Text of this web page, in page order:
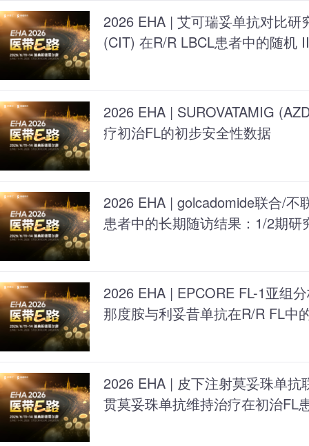
2026 EHA | 艾可瑞妥单抗对比研
(CIT) 在R/R LBCL患者中的随机
2026 EHA | SUROVATAMIG
疗初治FL的初步安全性数据
2026 EHA | golcadomide联合/不
患者中的长期随访结果：1/2期研
2026 EHA | EPCORE FL-1亚组
那度胺与利妥昔单抗在R/R FL中
2026 EHA | 皮下注射莫妥珠单抗
贯莫妥珠单抗维持治疗在初治FL